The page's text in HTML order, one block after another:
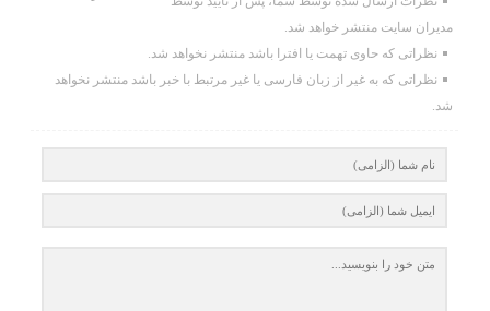
مدیران سایت منتشر خواهد شد.
نظراتی که حاوی تهمت یا افترا باشد منتشر نخواهد شد.
نظراتی که به غیر از زبان فارسی یا غیر مرتبط با خبر باشد منتشر نخواهد
شد.